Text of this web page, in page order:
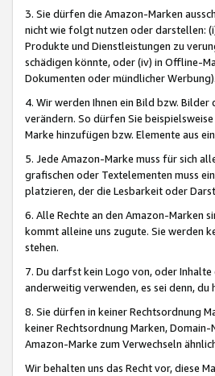
3. Sie dürfen die Amazon-Marken
nicht wie folgt nutzen oder darstellen:
Produkte und Dienstleistungen zu
schädigen könnte, oder (iv) in Offline-
Dokumenten oder mündlicher Werbung).
4. Wir werden Ihnen ein Bild bzw.
verändern. So dürfen Sie
Marke hinzufügen bzw. Elemente aus
5. Jede Amazon-Marke muss für sich
grafischen oder Textelementen muss
platzieren, der die Lesbarkeit oder
6. Alle Rechte an den Amazon-Marken
kommt alleine uns zugute. Sie werden
stehen.
7. Du darfst kein Logo von, oder
anderweitig verwenden, es sei denn,
8. Sie dürfen in keiner Rechtsordnung
keiner Rechtsordnung Marken,
Amazon-Marke zum Verwechseln
Wir behalten uns das Recht vor, diese